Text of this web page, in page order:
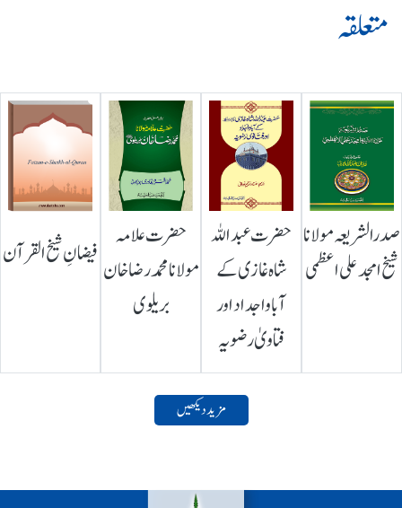
متعلقہ
صدرالشریعہ مولانا
شیخ امجد علی اعظمی
حضرت عبداللہ
شاہ غازی کے
آباواجداد اور
فتاویٰ رضویہ
حضرت علامہ
مولانا محمد رضا خان
بریلوی
فیضانِ شیخ القرآن
مزید دیکھیں